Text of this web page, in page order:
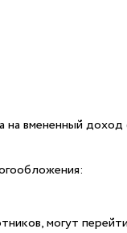
вмененный
могут